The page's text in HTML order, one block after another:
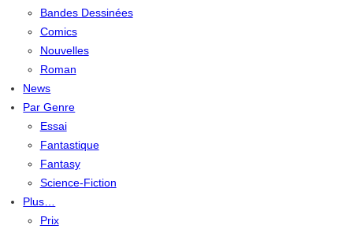
Bandes Dessinées
Comics
Nouvelles
Roman
News
Par Genre
Essai
Fantastique
Fantasy
Science-Fiction
Plus…
Prix